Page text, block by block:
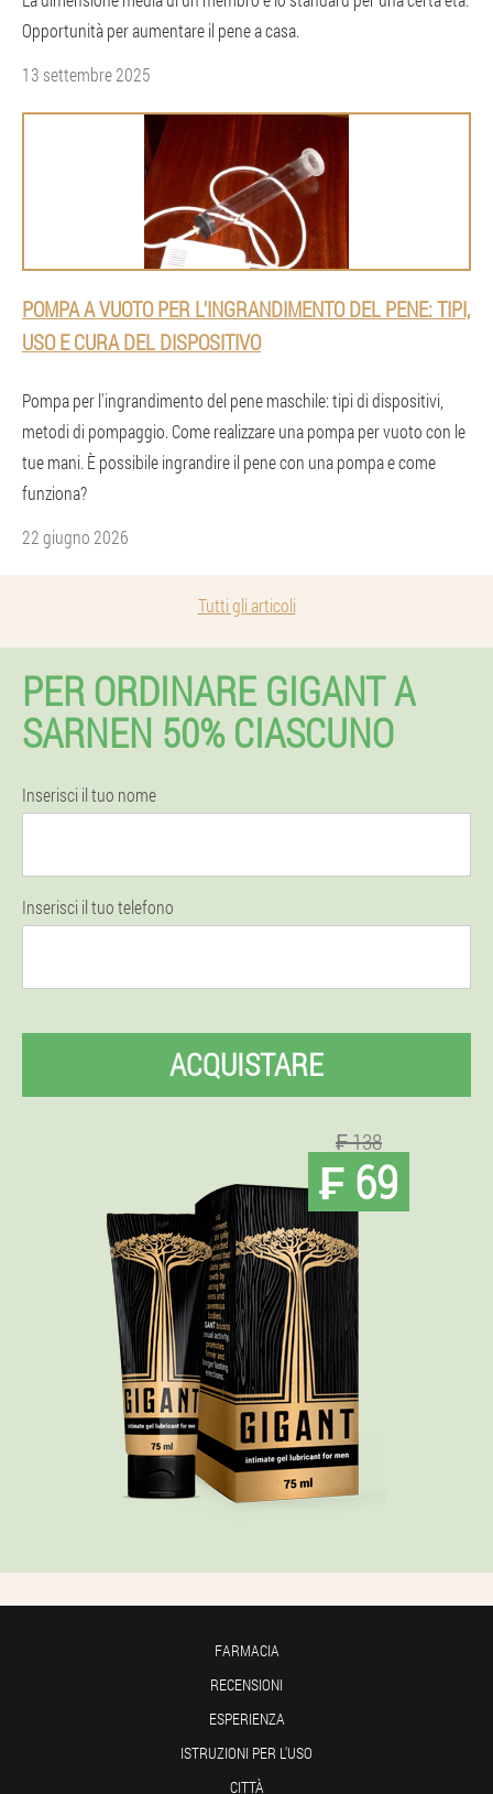
Opportunità per aumentare il pene a casa.
13 settembre 2025
POMPA A VUOTO PER L'INGRANDIMENTO DEL PENE: TIPI,
USO E CURA DEL DISPOSITIVO
Pompa per l'ingrandimento del pene maschile: tipi di dispositivi,
metodi di pompaggio. Come realizzare una pompa per vuoto con le
tue mani. È possibile ingrandire il pene con una pompa e come
funziona?
22 giugno 2026
Tutti gli articoli
PER ORDINARE GIGANT A
SARNEN 50% CIASCUNO
Inserisci il tuo nome
Inserisci il tuo telefono
ACQUISTARE
₣ 138
₣ 69
FARMACIA
RECENSIONI
ESPERIENZA
ISTRUZIONI PER L'USO
CITTÀ